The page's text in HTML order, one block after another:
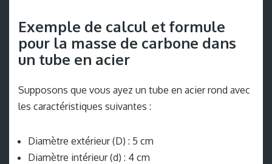
Exemple de calcul et formule
pour la masse de carbone dans
un tube en acier
Supposons que vous ayez un tube en acier rond avec
les caractéristiques suivantes :
Diamètre extérieur (D) : 5 cm
Diamètre intérieur (d) : 4 cm